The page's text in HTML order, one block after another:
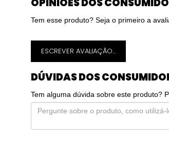
OPINIÕES DOS
Tem esse produto? Seja o primeiro a
ESCREVER AVALIAÇÃO...
DÚVIDAS DOS
Tem alguma dúvida sobre este produto?